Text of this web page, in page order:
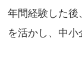
年間経験した後
を活かし、中小